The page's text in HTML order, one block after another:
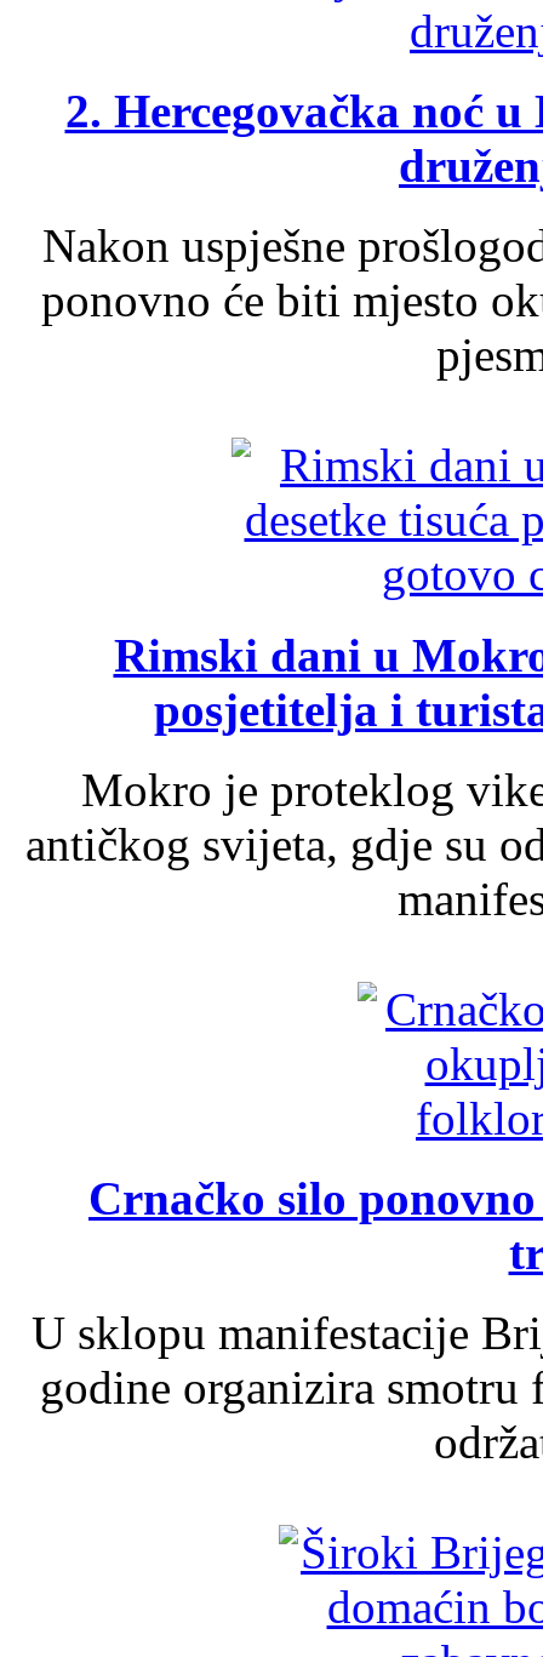
2. Hercegovačka noć
Nakon uspješne
ponovno će biti mjesto
Rimski dani u
posjetitelja i
Mokro je proteklog
antičkog svijeta, gdje su
Crnačko silo
U sklopu manifestacije
godine organizira